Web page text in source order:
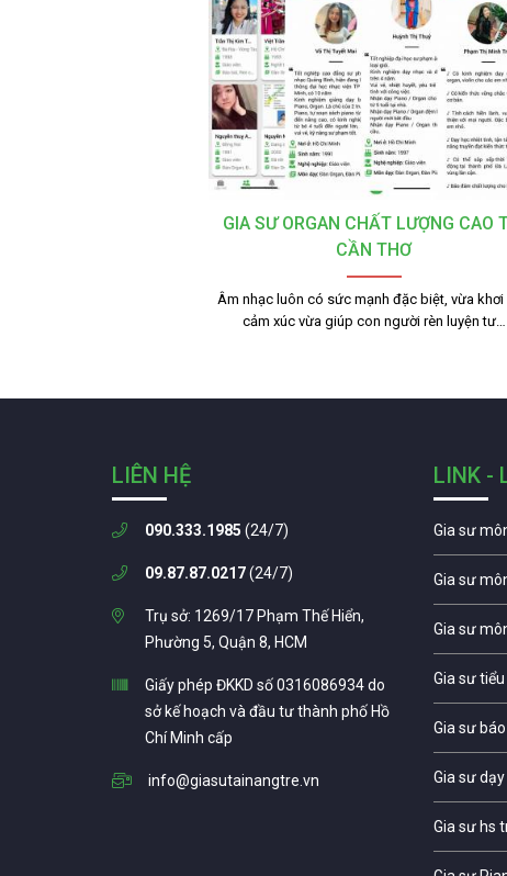
GIA SƯ ORGAN CHẤT LƯỢNG CAO
CẦN THƠ
Âm nhạc luôn có sức mạnh đặc biệt, vừa khơi
cảm xúc vừa giúp con người rèn luyện tư…
LIÊN HỆ
090.333.1985 (24/7)
09.87.87.0217(24/7)
Trụ sở: 1269/17 Phạm Thế Hiển,
Phường 5, Quận 8, HCM
Giấy phép ĐKKD số 0316086934 do
sở kế hoạch và đầu tư thành phố Hồ
Chí Minh cấp
info@giasutainangtre.vn
LINK -
Gia sư
Gia sư
Gia sư
Gia sư
Gia sư
Gia sư dạy
Gia sư hs